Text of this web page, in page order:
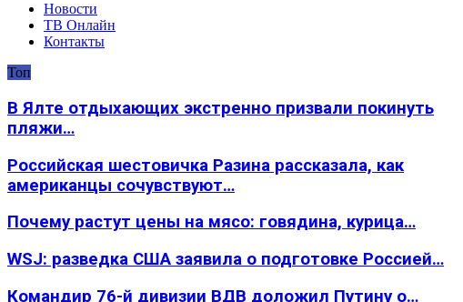
Новости
ТВ Онлайн
Контакты
Топ
В Ялте отдыхающих экстренно призвали покинуть
пляжи…
Российская шестовичка Разина рассказала, как
американцы сочувствуют…
Почему растут цены на мясо: говядина, курица…
WSJ: разведка США заявила о подготовке Россией…
Командир 76-й дивизии ВДВ доложил Путину о…